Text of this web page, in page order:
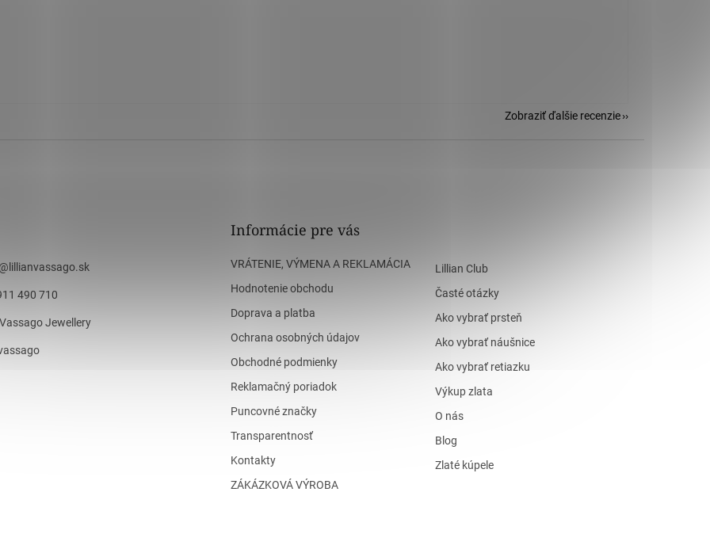
Zobraziť ďalšie recenzie
@ lillianvassago.sk
490 710
Jewellery
Informácie pre vás
VRÁTENIE, VÝMENA A REKLAMÁCIA
Hodnotenie obchodu
Doprava a platba
Ochrana osobných údajov
Obchodné podmienky
Reklamačný poriadok
Puncovné značky
Transparentnosť
Kontakty
ZÁKÁZKOVÁ VÝROBA
Lillian Club
Časté otázky
Ako vybrať prsteň
Ako vybrať náušnice
Ako vybrať retiazku
Výkup zlata
O nás
Blog
Zlaté kúpele